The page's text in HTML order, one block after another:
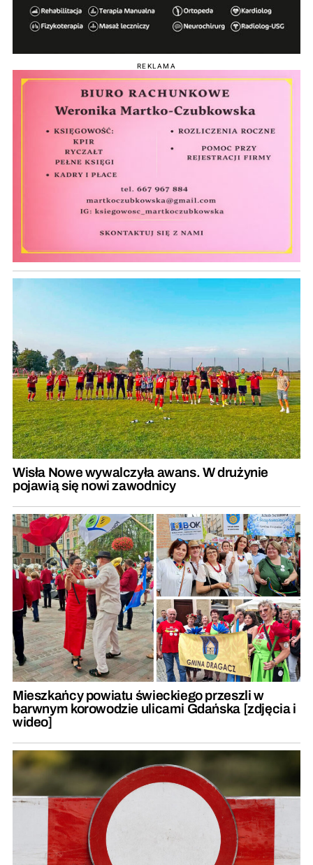
REKLAMA
Wisła Nowe wywalczyła awans. W drużynie
pojawią się nowi zawodnicy
Mieszkańcy powiatu świeckiego przeszli w
barwnym korowodzie ulicami Gdańska [zdjęcia i
wideo]